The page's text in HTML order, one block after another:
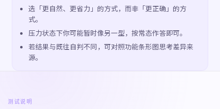
选「更自然、更省力」的方式，而非「更正确」的方
式。
压力状态下你可能暂时像另一型，按常态作答即可。
若结果与既往自判不同，可对照功能条形图思考差异来
源。
测试说明